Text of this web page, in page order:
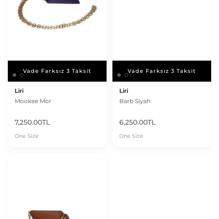
Vade Farksız 3 Taksit
Vade Farksız 3 Taksit
Liri
Mookee Mor
7,250.00TL
One Size
Vade Farksız 3 Taksit
Vade Farksız 3 Taksit
Liri
Barb Siyah
6,250.00TL
One Size